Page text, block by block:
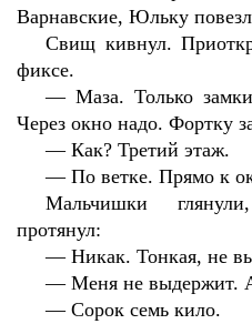
Варнавские, Юльку
Свищ кивнул.
фиксе.
—Маза. Только
Через окно надо. Фортку
—Как? Третий этаж.
—По ветке. Прямо к
Мальчишки
протянул:
—Никак. Тонкая, не
—Меня не выдержит.
—Сорок семь кило.